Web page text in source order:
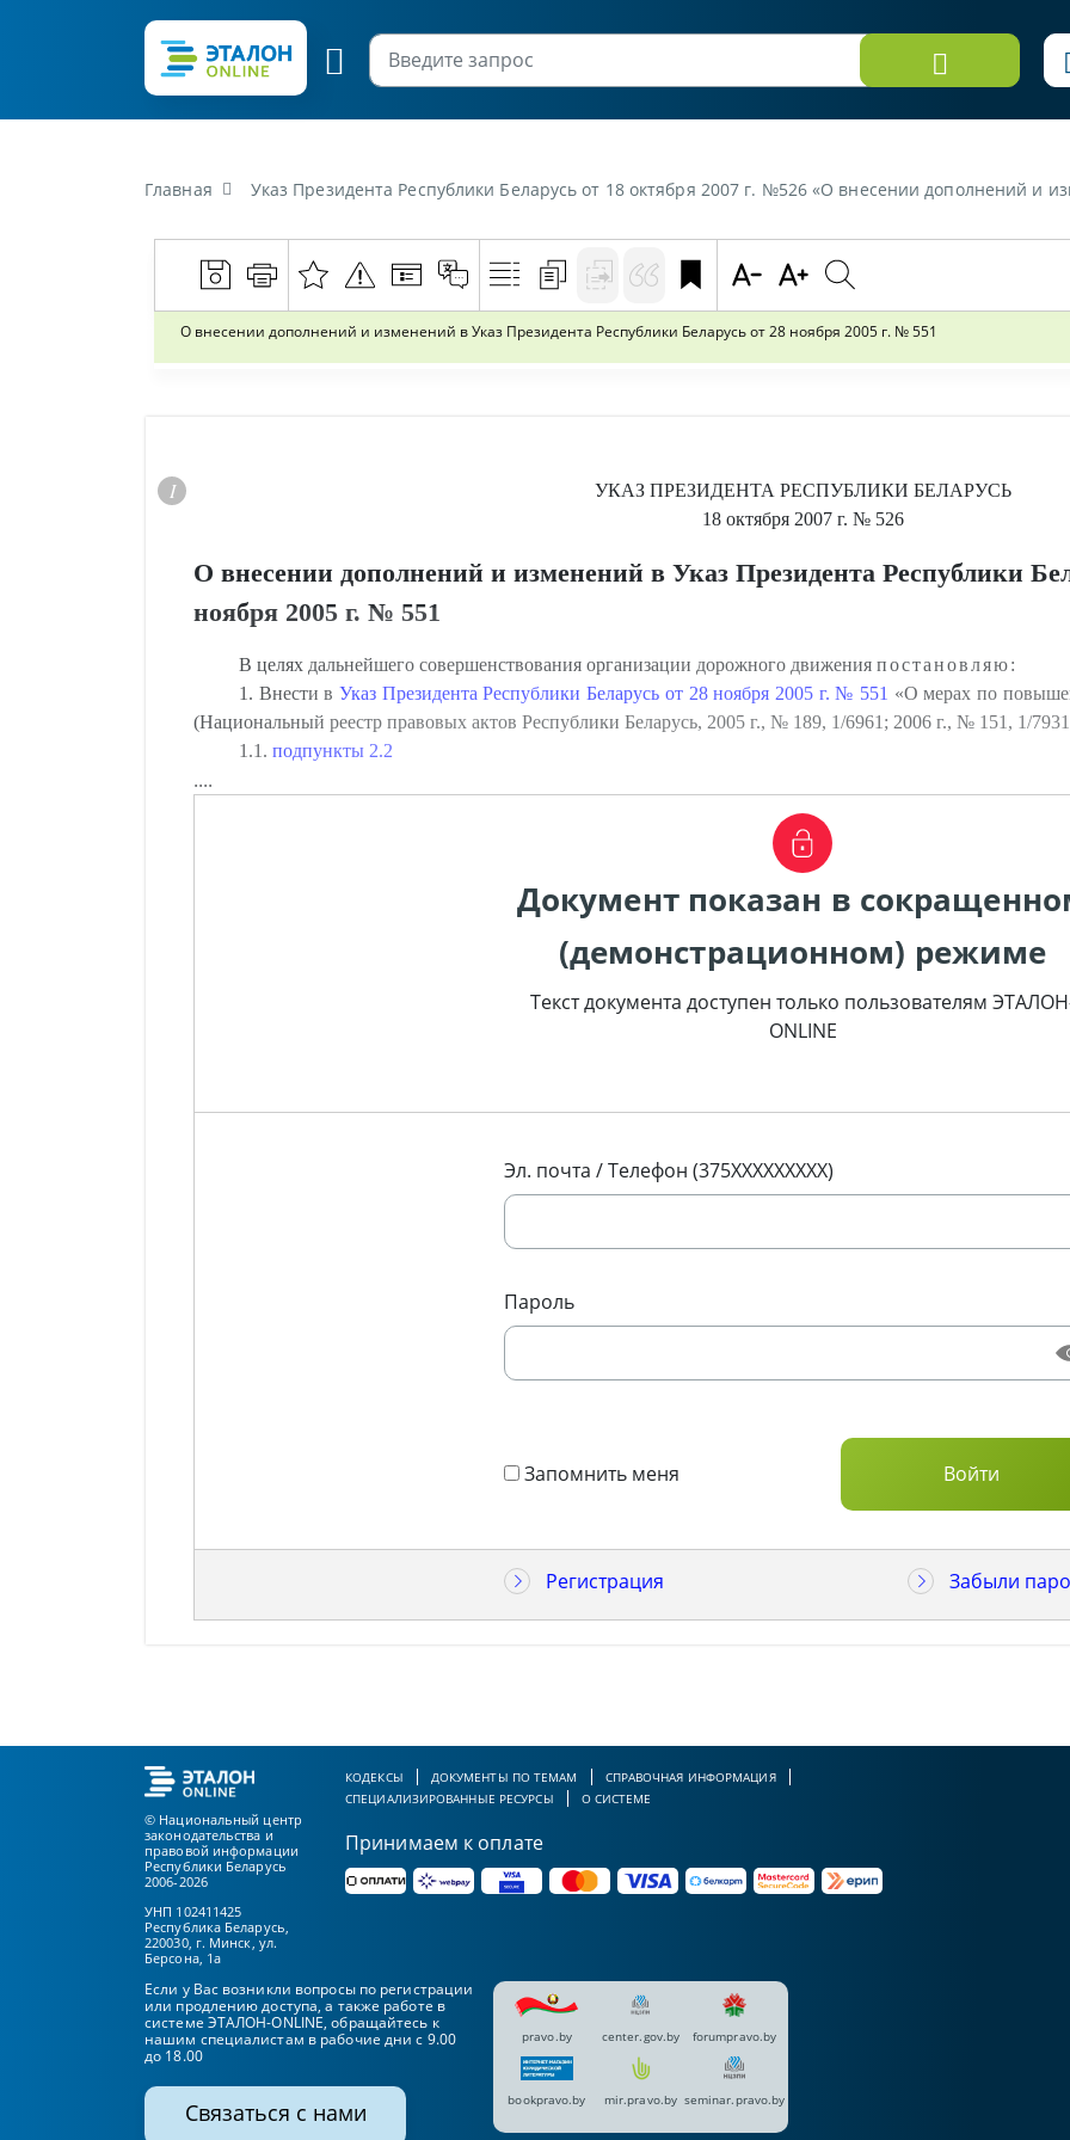
Главная Указ Президента Республики Беларусь от 18 октября 2007 г. №526 «О внесении дополнений и изменений в Указ
О внесении дополнений и изменений в Указ Президента Республики Беларусь от 28 ноября 2005 г. № 551
УКАЗ ПРЕЗИДЕНТА РЕСПУБЛИКИ БЕЛАРУСЬ
18 октября 2007 г. № 526
О внесении дополнений и изменений в Указ Президента Республики
ноября 2005 г. № 551
В целях дальнейшего совершенствования организации дорожного движения постановляю:
1. Внести в Указ Президента Республики Беларусь от 28 ноября 2005 г. № 551 «О мерах по
(Национальный реестр правовых актов Республики Беларусь, 2005 г., № 189, 1/6961; 2006 г., № 151, 1/
1.1. подпункты 2.2
....
Документ показан в
(демонстрационном) режиме
Текст документа доступен только пользователям
ONLINE
Эл. почта / Телефон (375XXXXXXXXX)
Пароль
Запомнить меня
Регистрация Забыли
© Национальный центр
законодательства и
правовой информации
Республики Беларусь
2006-2026
УНП 102411425
Республика Беларусь,
220030, г. Минск, ул.
Берсона, 1а
КОДЕКСЫ ДОКУМЕНТЫ ПО ТЕМАМ
СПРАВОЧНАЯ ИНФОРМАЦИЯ
СПЕЦИАЛИЗИРОВАННЫЕ РЕСУРСЫ
О СИСТЕМЕ
Принимаем к оплате
Если у Вас возникли вопросы по регистрации
или продлению доступа, а также работе в
системе ЭТАЛОН-ONLINE, обращайтесь к
нашим специалистам в рабочие дни с 9.00
до 18.00
Связаться с нами
pravo.by center.gov.by forumpravo.by
bookpravo.by mir.pravo.by seminar.pravo.by